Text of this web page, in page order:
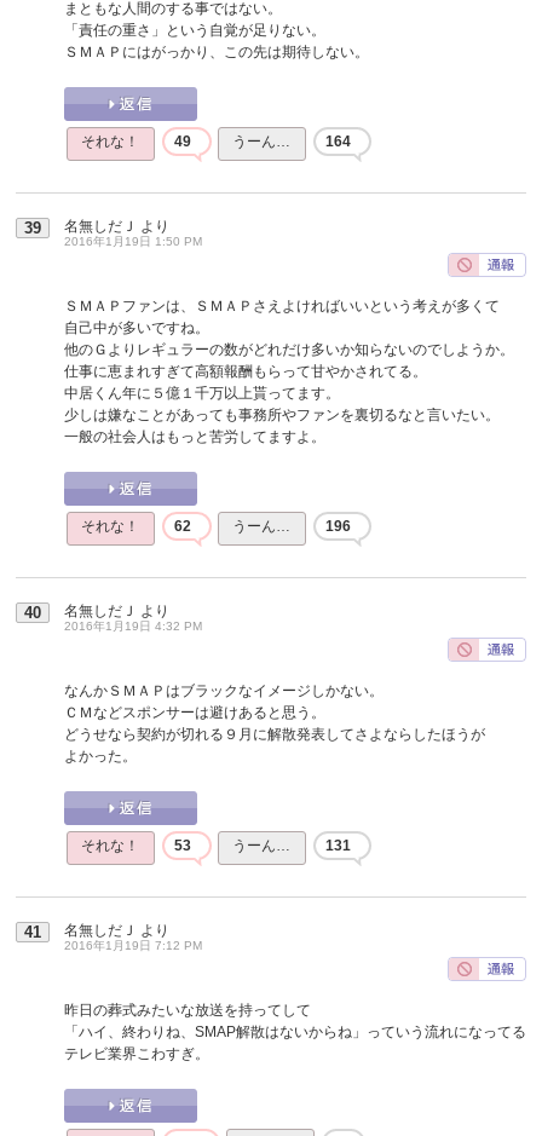
まともな人間のする事ではない。
「責任の重さ」という自覚が足りない。
ＳＭＡＰにはがっかり、この先は期待しない。
それな！ 49 うーん… 164
39 名無しだＪ より
2016年1月19日 1:50 PM
ＳＭＡＰファンは、ＳＭＡＰさえよければいいという考えが多くて
自己中が多いですね。
他のＧよりレギュラーの数がどれだけ多いか知らないのでしようか。
仕事に恵まれすぎて高額報酬もらって甘やかされてる。
中居くん年に５億１千万以上貰ってます。
少しは嫌なことがあっても事務所やファンを裏切るなと言いたい。
一般の社会人はもっと苦労してますよ。
それな！ 62 うーん… 196
40 名無しだＪ より
2016年1月19日 4:32 PM
なんかＳＭＡＰはブラックなイメージしかない。
ＣＭなどスポンサーは避けあると思う。
どうせなら契約が切れる９月に解散発表してさよならしたほうが
よかった。
それな！ 53 うーん… 131
41 名無しだＪ より
2016年1月19日 7:12 PM
昨日の葬式みたいな放送を持ってして
「ハイ、終わりね、SMAP解散はないからね」っていう流れになってる
テレビ業界こわすぎ。